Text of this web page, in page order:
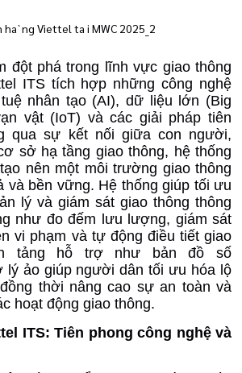
đột phá trong lĩnh vực giao thông
ITS tích hợp những công nghệ
nhân tạo (AI), dữ liệu lớn (Big
vật (IoT) và các giải pháp tiên
qua sự kết nối giữa con người,
sở hạ tầng giao thông, hệ thống
nên một môi trường giao thông
và bền vững. Hệ thống giúp tối ưu
lý và giám sát giao thông thông
như đo đếm lưu lượng, giám sát
vi phạm và tự động điều tiết giao
tảng hỗ trợ như bản đồ số
lý ảo giúp người dân tối ưu hóa lộ
thời nâng cao sự an toàn và
hoạt động giao thông.
ITS: Tiên phong công nghệ và